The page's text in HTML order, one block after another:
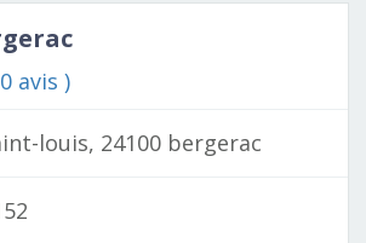
avis )
louis, 24100 bergerac